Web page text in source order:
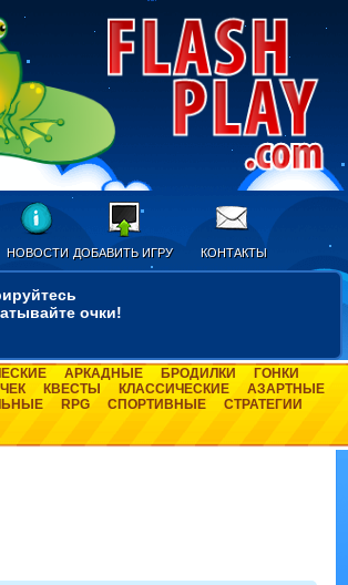
НОВОСТИ ДОБАВИТЬ ИГРУ КОНТАКТЫ
очки!
АРКАДНЫЕ БРОДИЛКИ
ГОНКИ
КВЕСТЫ КЛАССИЧЕСКИЕ
АЗАРТНЫЕ
RPG СПОРТИВНЫЕ
СТРАТЕГИИ